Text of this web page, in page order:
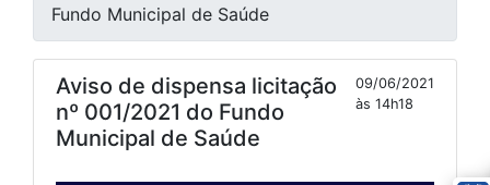
Fundo Municipal de Saúde
Aviso de dispensa licitação
nº 001/2021 do Fundo
Municipal de Saúde
09/06/2021
às 14h18